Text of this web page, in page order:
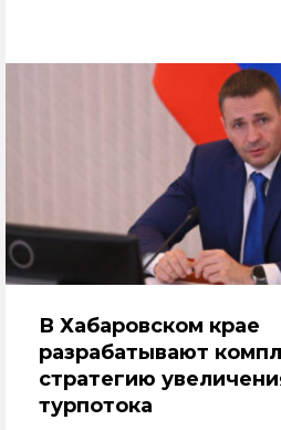
В Хабаровском крае
разрабатывают
стратегию
турпотока